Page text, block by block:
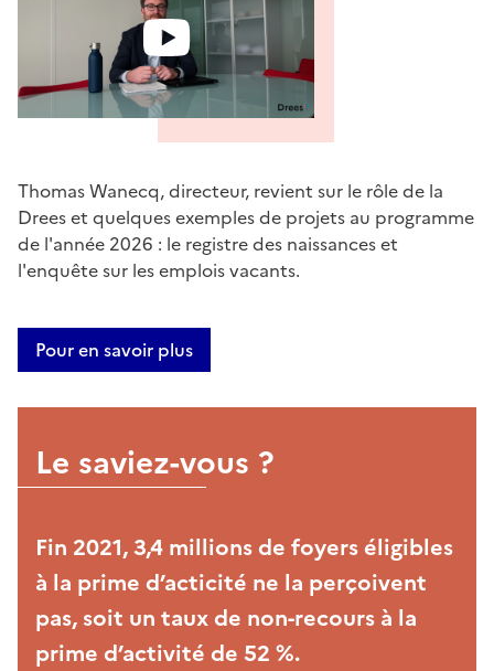
Thomas Wanecq, directeur, revient sur le rôle de la
Drees et quelques exemples de projets au programme
de l'année 2026 : le registre des naissances et
l'enquête sur les emplois vacants.
Pour en savoir plus
Le saviez-vous ?
Fin 2021, 3,4 millions de foyers éligibles
à la prime d’acticité ne la perçoivent
pas, soit un taux de non-recours à la
prime d’activité de 52 %.